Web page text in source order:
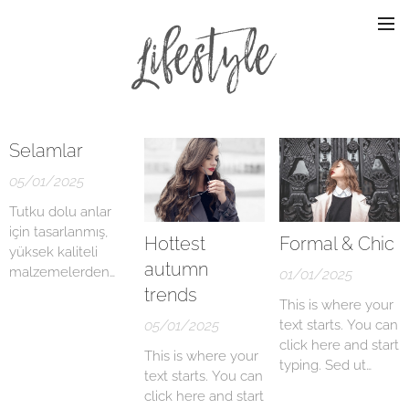
Selamlar
05/01/2025
Tutku dolu anlar
için tasarlanmış,
yüksek kaliteli
malzemelerden
Hottest
autumn
trends
05/01/2025
This is where your
text starts. You can
click here and start
Formal & Chic
01/01/2025
This is where your
text starts. You can
click here and start
typing. Sed ut